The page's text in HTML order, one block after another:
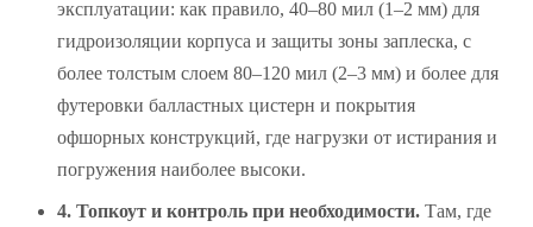
эксплуатации: как правило, 40–80 мил (1–2 мм) для
гидроизоляции корпуса и защиты зоны заплеска, с
более толстым слоем 80–120 мил (2–3 мм) и более для
футеровки балластных цистерн и покрытия
офшорных конструкций, где нагрузки от истирания и
погружения наиболее высоки.
4. Топкоут и контроль при необходимости. Там, где